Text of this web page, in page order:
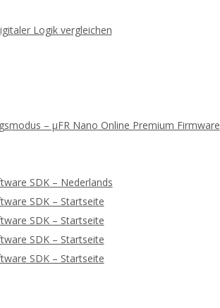
Logik vergleichen
– μFR Nano Online Premium Firmware
SDK – Nederlands
SDK – Startseite
SDK – Startseite
SDK – Startseite
SDK – Startseite